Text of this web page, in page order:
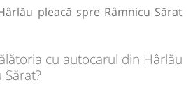
pleacă spre Râmnicu Sărat
cu autocarul din Hârlău